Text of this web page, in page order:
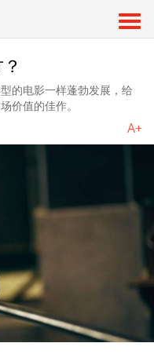
的电影一样蓬勃发展，给
价值的佳作。
A+